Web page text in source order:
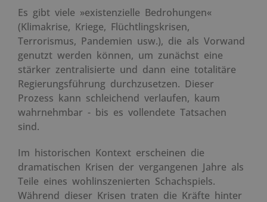
Es gibt viele »existenzielle Bedrohungen«
(Klimakrise, Kriege, Flüchtlingskrisen,
Terrorismus, Pandemien usw.), die als Vorwand
genutzt werden können, um zunächst eine
stärker zentralisierte und dann eine totalitäre
Regierungsführung durchzusetzen. Dieser
Prozess kann schleichend verlaufen, kaum
wahrnehmbar - bis es vollendete Tatsachen
sind.
Im historischen Kontext erscheinen die
dramatischen Krisen der vergangenen Jahre als
Teile eines wohlinszenierten Schachspiels.
Während dieser Krisen traten die Kräfte hinter